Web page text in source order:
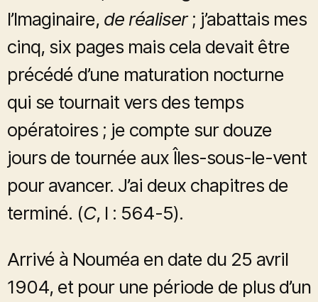
l’Imaginaire, de réaliser; j’abattais mes
cinq, six pages mais cela devait être
précédé d’une maturation nocturne
qui se tournait vers des temps
opératoires ; je compte sur douze
jours de tournée aux Îles-sous-le-vent
pour avancer. J’ai deux chapitres de
terminé. (C, I : 564-5).
Arrivé à Nouméa en date du 25 avril
1904, et pour une période de plus d’un